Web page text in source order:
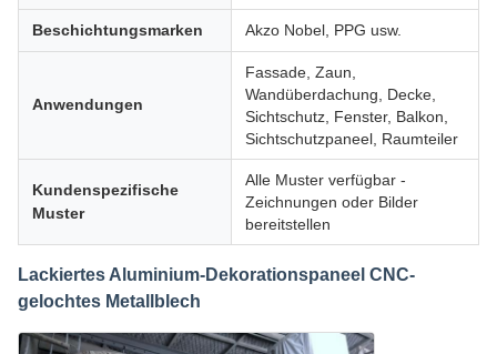
Beschichtungsmarken Akzo Nobel, PPG usw.
Anwendungen
Fassade, Zaun,
Wandüberdachung, Decke,
Sichtschutz, Fenster, Balkon,
Sichtschutzpaneel, Raumteiler
Kundenspezifische
Muster
Alle Muster verfügbar -
Zeichnungen oder Bilder
bereitstellen
Lackiertes Aluminium-Dekorationspaneel CNC-
gelochtes Metallblech